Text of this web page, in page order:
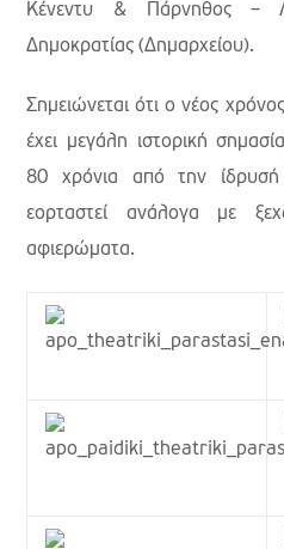
Κένεντυ & Πάρνηθος –
Δημοκρατίας (Δημαρχείου).
Σημειώνεται ότι ο νέος
έχει μεγάλη ιστορική
80 χρόνια από την
εορταστεί ανάλογα με
αφιερώματα.